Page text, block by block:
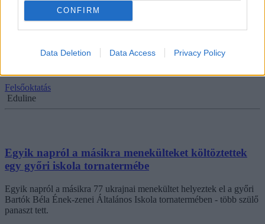
CONFIRM
Data Deletion Data Access Privacy Policy
Rengeteg indiai egyetemistát menekítettek ki
Ukrajnából, sokan napokon át utaztak, mire elérték
a határt
Hazaérkezett az a százhatvan indiai egyetemista, aki
Felsőoktatás
Eduline
Egyik napról a másikra menekülteket költöztettek
egy győri iskola tornatermébe
Egyik napról a másikra 77 ukrajnai menekültet helyeztek el a győri
Bartók Béla Ének-zenei Általános Iskola tornatermében - több szülő
panaszt tett.